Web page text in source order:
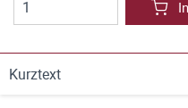
Kurztext